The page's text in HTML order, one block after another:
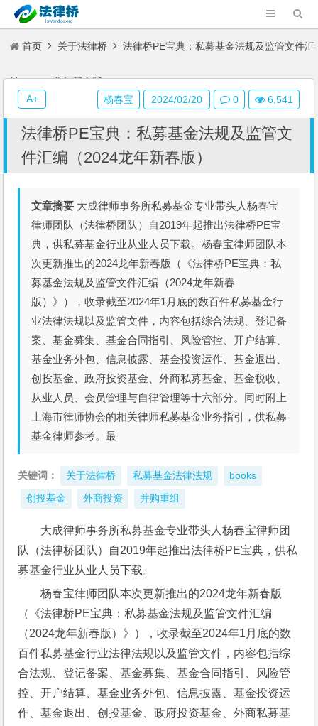
首页 关于法律桥 法律桥PE宝典：私募基金法规及监管文件汇
编（2024龙年新春版）
法律桥PE宝典：私募基金法规及监管文
件汇编（2024龙年新春版）
文章摘要 大成律师事务所私募基金专业带头人杨春宝
律师团队（法律桥团队）自2019年起推出法律桥PE宝
典，供私募基金行业从业人员下载。杨春宝律师团队本
次更新推出的2024龙年新春版（《法律桥PE宝典：私
募基金法规及监管文件汇编（2024龙年新春
版）》），收录截至2024年1月底的数百件私募基金行
业法律法规以及监管文件，内容包括综合法规、登记备
案、基金募集、基金合同指引、风险管控、开户结算、
基金业务外包、信息披露、基金投资运作、基金退出、
创投基金、政府投资基金、外商私募基金、基金税收、
从业人员、会员管理与自律管理等十六部分。同时附上
上海市律师协会的相关律师私募基金业务指引，供私募
基金律师参考。最
关键词： 关于法律桥 私募基金法律法规 books
创投基金 外商投资 并购重组
大成律师事务所私募基金专业带头人杨春宝律师团
队（法律桥团队）自2019年起推出法律桥PE宝典，供私
募基金行业从业人员下载。
杨春宝律师团队本次更新推出的2024龙年新春版
（《法律桥PE宝典：私募基金法规及监管文件汇编
（2024龙年新春版）》），收录截至2024年1月底的数
百件私募基金行业法律法规以及监管文件，内容包括综
合法规、登记备案、基金募集、基金合同指引、风险管
控、开户结算、基金业务外包、信息披露、基金投资运
作、基金退出、创投基金、政府投资基金、外商私募基
杨春宝 2024/02/20 0 6,541
A+